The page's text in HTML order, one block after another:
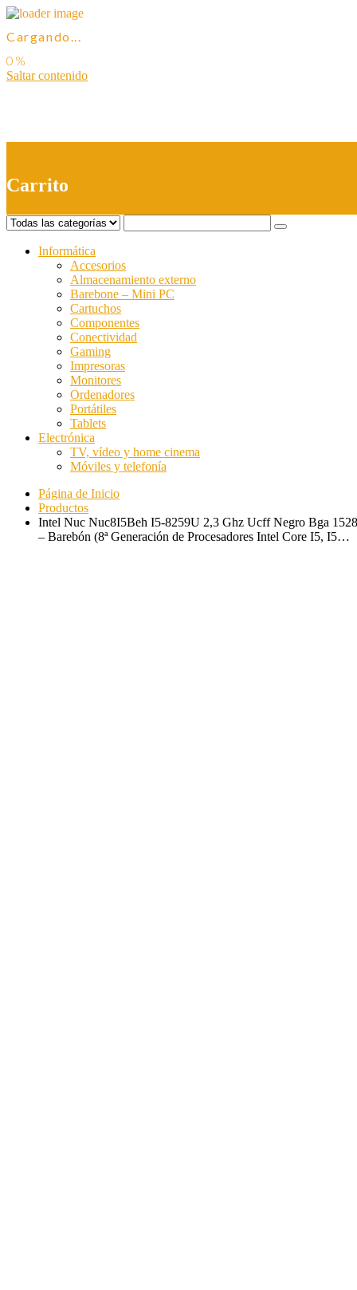
Cargando...
Saltar contenido
Carrito
Informática
Accesorios
Almacenamiento externo
Barebone – Mini PC
Cartuchos
Componentes
Conectividad
Gaming
Impresoras
Monitores
Ordenadores
Portátiles
Tablets
Electrónica
TV, vídeo y home cinema
Móviles y telefonía
Página de Inicio
Productos
Intel Nuc Nuc8I5Beh I5-8259U 2,3 Ghz Ucff Negro Bga 1528
– Barebón (8ª Generación de Procesadores Intel Core I5, I5…